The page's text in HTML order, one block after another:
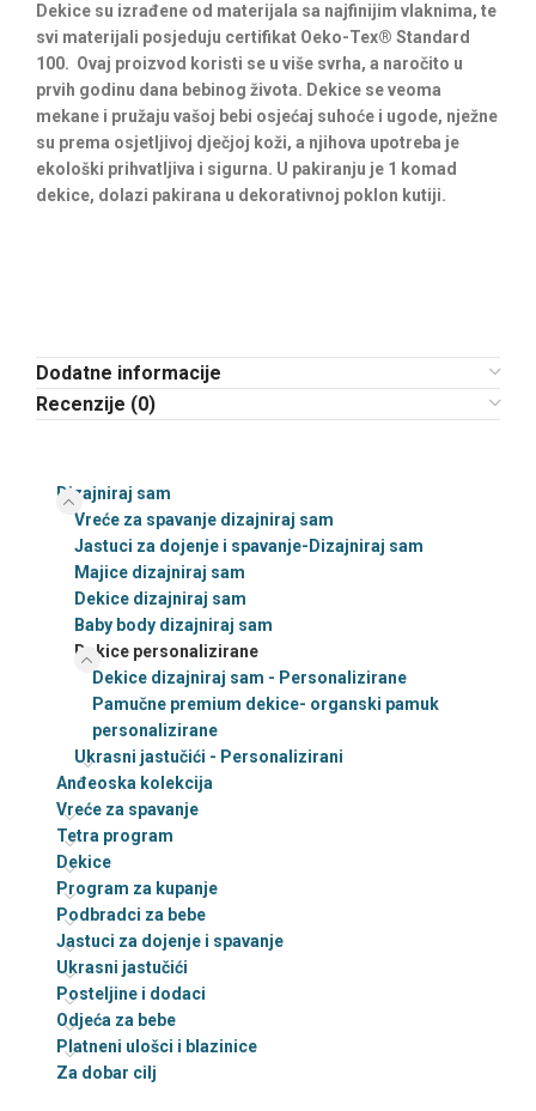
Dekice su izrađene od materijala sa najfinijim vlaknima, te
svi materijali posjeduju certifikat Oeko-Tex® Standard
100. Ovaj proizvod koristi se u više svrha, a naročito u
prvih godinu dana bebinog života. Dekice se veoma
mekane i pružaju vašoj bebi osjećaj suhoće i ugode, nježne
su prema osjetljivoj dječjoj koži, a njihova upotreba je
ekološki prihvatljiva i sigurna. U pakiranju je 1 komad
dekice, dolazi pakirana u dekorativnoj poklon kutiji.
Dodatne informacije
Recenzije (0)
Dizajniraj sam
Vreće za spavanje dizajniraj sam
Jastuci za dojenje i spavanje-Dizajniraj sam
Majice dizajniraj sam
Dekice dizajniraj sam
Baby body dizajniraj sam
Dekice personalizirane
Dekice dizajniraj sam - Personalizirane
Pamučne premium dekice- organski pamuk
personalizirane
Ukrasni jastučići - Personalizirani
Anđeoska kolekcija
Vreće za spavanje
Tetra program
Dekice
Program za kupanje
Podbradci za bebe
Jastuci za dojenje i spavanje
Ukrasni jastučići
Posteljine i dodaci
Odjeća za bebe
Platneni ulošci i blazinice
Za dobar cilj